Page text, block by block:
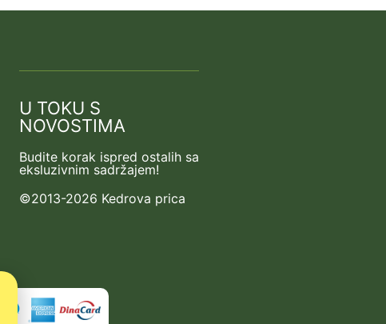
U TOKU S
NOVOSTIMA
Budite korak ispred ostalih sa
eksluzivnim sadržajem!
©2013-2026 Kedrova prica